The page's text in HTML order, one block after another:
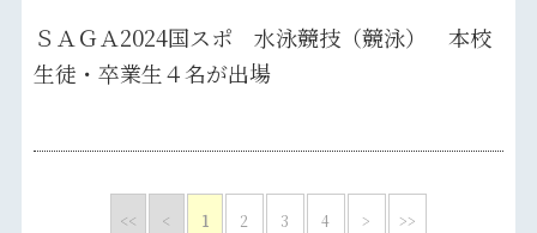
ＳＡＧＡ2024国スポ 水泳競技（競泳） 本校
生徒・卒業生４名が出場
<< < 1 2 3 4 > >>